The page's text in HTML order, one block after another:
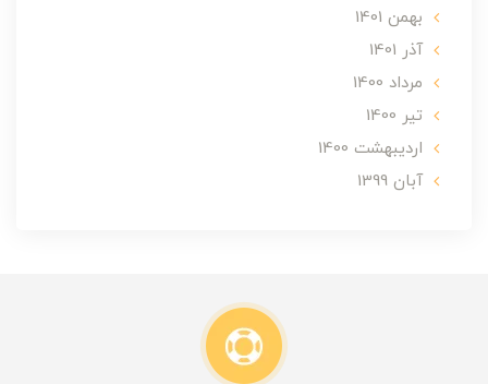
بهمن 1401
آذر 1401
مرداد 1400
تير 1400
ارديبهشت 1400
آبان 1399